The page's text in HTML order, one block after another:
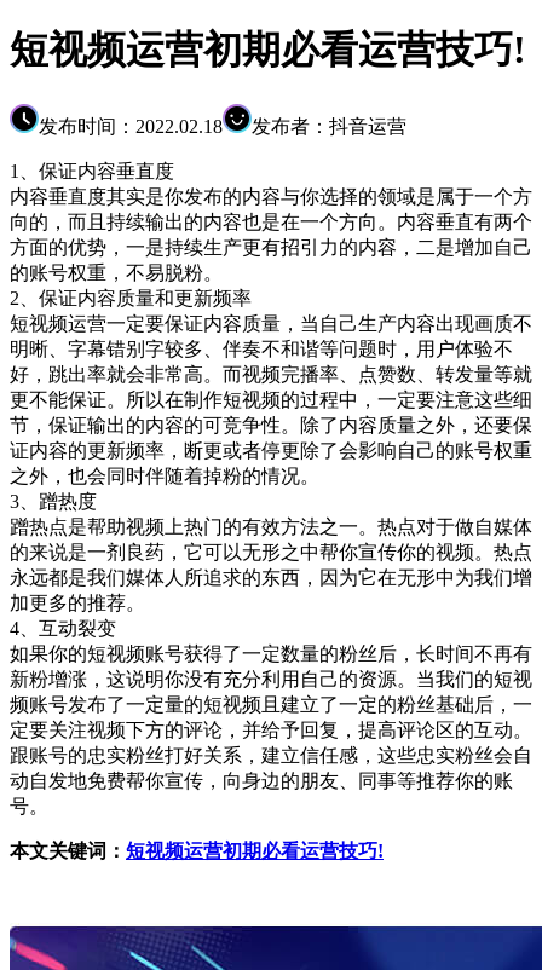
短视频运营初期必看运营技巧!
发布时间：2022.02.18 发布者：抖音运营
1、保证内容垂直度
内容垂直度其实是你发布的内容与你选择的领域是属于一个方
向的，而且持续输出的内容也是在一个方向。内容垂直有两个
方面的优势，一是持续生产更有招引力的内容，二是增加自己
的账号权重，不易脱粉。
2、保证内容质量和更新频率
短视频运营一定要保证内容质量，当自己生产内容出现画质不
明晰、字幕错别字较多、伴奏不和谐等问题时，用户体验不
好，跳出率就会非常高。而视频完播率、点赞数、转发量等就
更不能保证。所以在制作短视频的过程中，一定要注意这些细
节，保证输出的内容的可竞争性。除了内容质量之外，还要保
证内容的更新频率，断更或者停更除了会影响自己的账号权重
之外，也会同时伴随着掉粉的情况。
3、蹭热度
蹭热点是帮助视频上热门的有效方法之一。热点对于做自媒体
的来说是一剂良药，它可以无形之中帮你宣传你的视频。热点
永远都是我们媒体人所追求的东西，因为它在无形中为我们增
加更多的推荐。
4、互动裂变
如果你的短视频账号获得了一定数量的粉丝后，长时间不再有
新粉增涨，这说明你没有充分利用自己的资源。当我们的短视
频账号发布了一定量的短视频且建立了一定的粉丝基础后，一
定要关注视频下方的评论，并给予回复，提高评论区的互动。
跟账号的忠实粉丝打好关系，建立信任感，这些忠实粉丝会自
动自发地免费帮你宣传，向身边的朋友、同事等推荐你的账
号。
本文关键词： 短视频运营初期必看运营技巧!